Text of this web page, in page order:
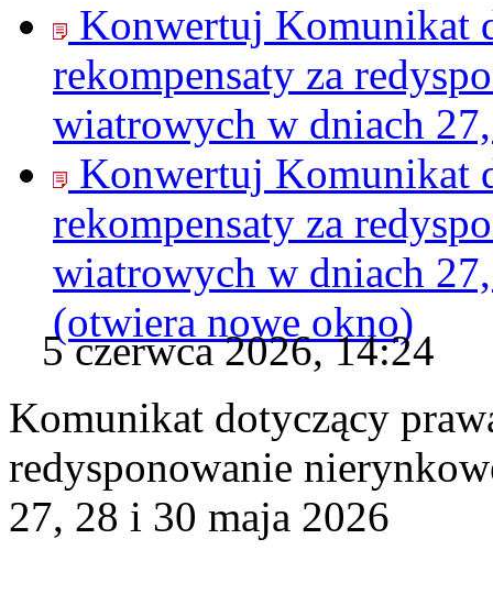
Konwertuj Komunikat
rekompensaty za
wiatrowych w dniach
Konwertuj Komunikat
rekompensaty za
wiatrowych w dniach
(otwiera nowe okno)
5 czerwca 2026, 14:24
Komunikat dotyczący
redysponowanie
27, 28 i 30 maja 2026